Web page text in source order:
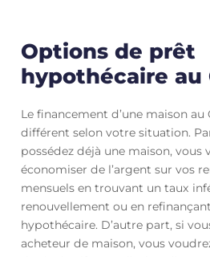
Options de prêt
hypothécaire au
Le financement d’une maison
différent selon votre situation.
possédez déjà une maison, vous
économiser de l’argent sur vos
mensuels en trouvant un taux
renouvellement ou en
hypothécaire. D’autre part, si
acheteur de maison, vous